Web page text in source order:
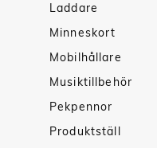
Laddare
Minneskort
Mobilhållare
Musiktillbehör
Pekpennor
Produktställ